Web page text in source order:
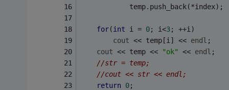
			temp.push_back(*index);
for(int i = 0; i<3; ++i)
cout << temp[i] << endl ;
cout << temp << "ok" << endl ;
//str = temp;
//cout << str << endl;
return 0;